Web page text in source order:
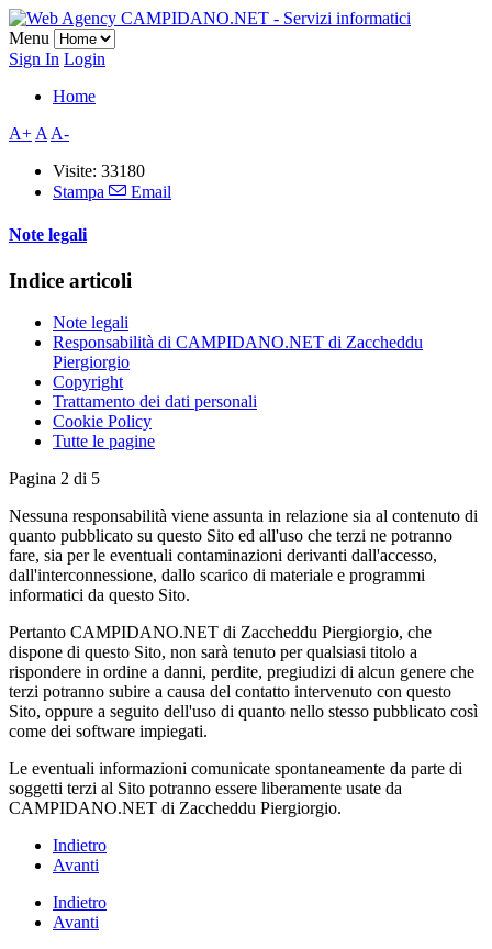
Menu
Sign In Login
Home
A+ A A-
Visite: 33180
Stampa
Email
Note legali
Indice articoli
Note legali
Responsabilità di CAMPIDANO.NET di Zaccheddu
Piergiorgio
Copyright
Trattamento dei dati personali
Cookie Policy
Tutte le pagine
Pagina 2 di 5
Nessuna responsabilità viene assunta in relazione sia al contenuto di
quanto pubblicato su questo Sito ed all'uso che terzi ne potranno
fare, sia per le eventuali contaminazioni derivanti dall'accesso,
dall'interconnessione, dallo scarico di materiale e programmi
informatici da questo Sito.
Pertanto CAMPIDANO.NET di Zaccheddu Piergiorgio, che
dispone di questo Sito, non sarà tenuto per qualsiasi titolo a
rispondere in ordine a danni, perdite, pregiudizi di alcun genere che
terzi potranno subire a causa del contatto intervenuto con questo
Sito, oppure a seguito dell'uso di quanto nello stesso pubblicato così
come dei software impiegati.
Le eventuali informazioni comunicate spontaneamente da parte di
soggetti terzi al Sito potranno essere liberamente usate da
CAMPIDANO.NET di Zaccheddu Piergiorgio.
Indietro
Avanti
Indietro
Avanti